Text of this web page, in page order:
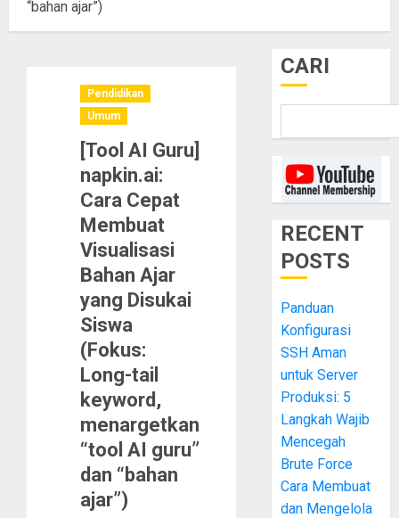
“bahan ajar”)
Pendidikan
Umum
[Tool AI Guru]
napkin.ai:
Cara Cepat
Membuat
Visualisasi
Bahan Ajar
yang Disukai
Siswa
(Fokus:
Long-tail
keyword,
menargetkan
“tool AI guru”
dan “bahan
ajar”)
CARI
RECENT
POSTS
Panduan
Konfigurasi
SSH Aman
untuk Server
Produksi: 5
Langkah Wajib
Mencegah
Brute Force
Cara Membuat
dan Mengelola